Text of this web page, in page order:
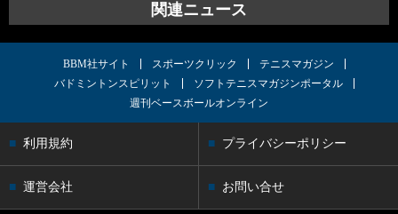
関連ニュース
BBM社サイト スポーツクリック
テニスマガジン
バドミントンスピリット
ソフトテニスマガジンポータル
週刊ベースボールオンライン
利用規約 プライバシーポリシー
運営会社 お問い合せ